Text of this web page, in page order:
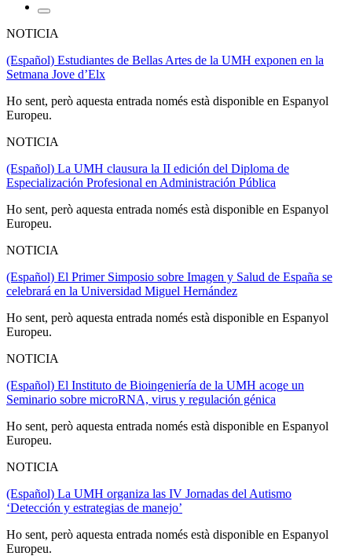
NOTICIA
(Español) Estudiantes de Bellas Artes de la UMH exponen en la
Setmana Jove d’Elx
Ho sent, però aquesta entrada només està disponible en Espanyol
Europeu.
NOTICIA
(Español) La UMH clausura la II edición del Diploma de
Especialización Profesional en Administración Pública
Ho sent, però aquesta entrada només està disponible en Espanyol
Europeu.
NOTICIA
(Español) El Primer Simposio sobre Imagen y Salud de España se
celebrará en la Universidad Miguel Hernández
Ho sent, però aquesta entrada només està disponible en Espanyol
Europeu.
NOTICIA
(Español) El Instituto de Bioingeniería de la UMH acoge un
Seminario sobre microRNA, virus y regulación génica
Ho sent, però aquesta entrada només està disponible en Espanyol
Europeu.
NOTICIA
(Español) La UMH organiza las IV Jornadas del Autismo
‘Detección y estrategias de manejo’
Ho sent, però aquesta entrada només està disponible en Espanyol
Europeu.